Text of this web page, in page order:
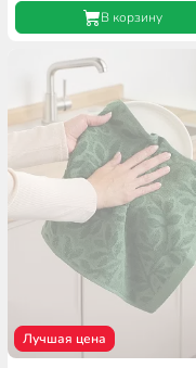
В корзину
Лучшая цена